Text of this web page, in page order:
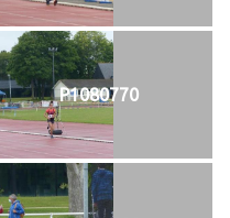
P1080770